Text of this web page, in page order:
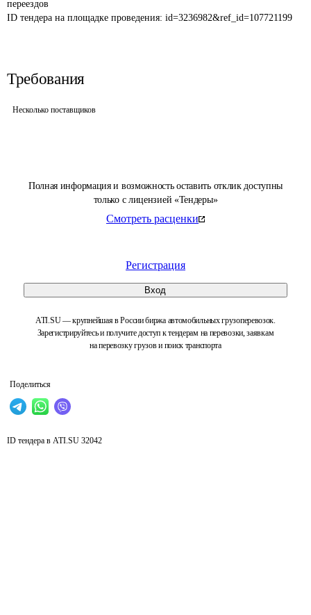
Полная информация и возможность оставить отклик доступны
только с лицензией «Тендеры»
Смотреть расценки
Регистрация
Вход
ATI.SU — крупнейшая в России биржа автомобильных грузоперевозок.
Зарегистрируйтесь и получите доступ к тендерам на перевозки, заявкам
на перевозку грузов и поиск транспорта
Поделиться
переездов
ID тендера на площадке проведения: id=3236982&ref_id=107721199
Требования
Несколько поставщиков
ID тендера в ATI.SU 32042